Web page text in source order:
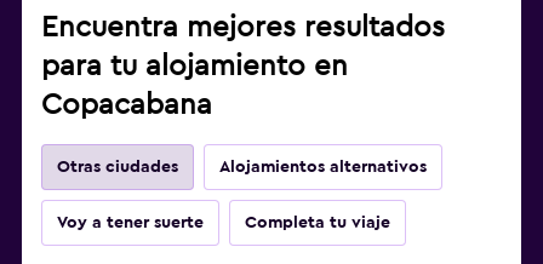
Encuentra mejores resultados
para tu alojamiento en
Copacabana
Otras ciudades Alojamientos alternativos
Voy a tener suerte Completa tu viaje